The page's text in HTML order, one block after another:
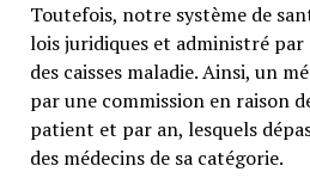
Toutefois, notre système de
lois juridiques et administré par
des caisses maladie. Ainsi, un
par une commission en raison
patient et par an, lesquels
des médecins de sa catégorie.